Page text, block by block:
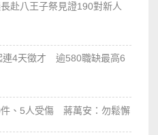
赴八王子祭見證190對新人
連4天徵才 逾580職缺最高6
件、5人受傷 蔣萬安：勿鬆懈